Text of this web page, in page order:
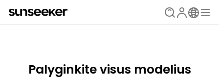
Palyginkite visus modelius